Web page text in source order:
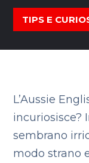
TIPS E
L’Aussie
incuriosisce?
sembrano
modo strano